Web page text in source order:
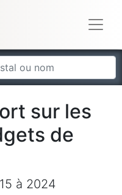
sur les
de
à 2024